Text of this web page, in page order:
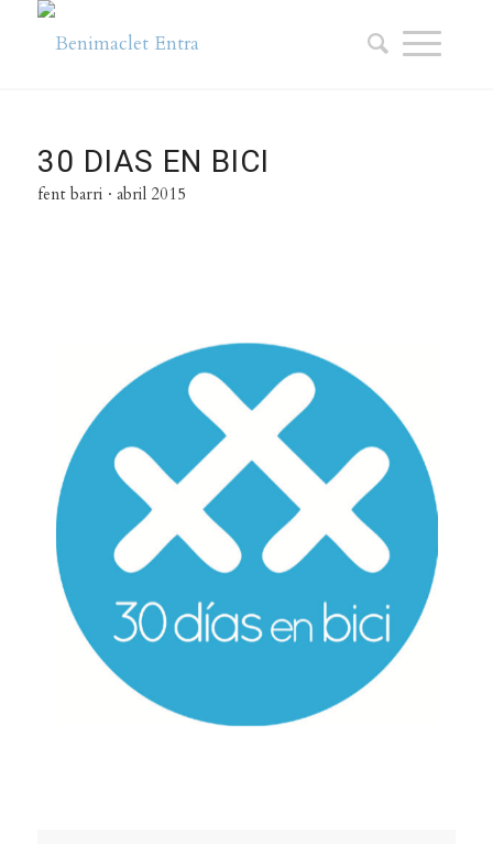
30 DIAS EN BICI
fent barri · abril 2015